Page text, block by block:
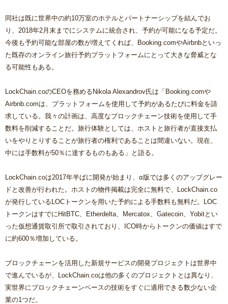
同社は既に世界中の約10万室のホテルとパートナーシップを結んでお
り、2018年2月末までにシステムに統合され、予約が可能になる予定だ。
今後も予約可能な部屋の数が増えてくれば、Booking.comやAirbnbといっ
た既存のオンライン旅行予約プラットフォームにとって大きな脅威とな
る可能性もある。
LockChain.coのCEOを務めるNikola Alexandrov氏は「Booking.comや
Airbnb.comは、プラットフォームを使用して予約があるたびに料金を請
求している。我々の計画は、高度なブロックチェーン技術を使用して手
数料を削減することだ。旅行体験としては、ホストと旅行者が直接支払
いをやりとりすることが旅行者の権利であることは間違いない。現在、
中には手数料が50％に達するものもある」と語る。
LockChain.coは2017年半ばに開発が始まり、α版では多くのアップグレー
ドと改善が行われた。ホストの物件掲載は完全に無料で、LockChain.co
が発行しているLOCトークンを用いた予約による手数料も無料だ。LOC
トークンはすでにHitBTC、Etherdelta、Mercatox、Gatecoin、Yobitとい
った仮想通貨取引所で取引されており、ICO時からトークンの価値はすで
に約600％増加している。
ブロックチェーンを活用した新規サービスの開発プロジェクトは世界中
で進んでいるが、LockChain.coは他の多くのプロジェクトとは異なり、
実世界にブロックチェーンベースの技術をすぐに適用できる数少ない企
業の1つだ。